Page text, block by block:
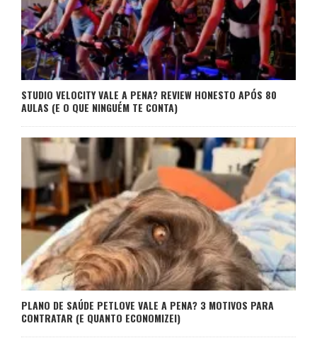
STUDIO VELOCITY VALE A PENA? REVIEW HONESTO APÓS 80
AULAS (E O QUE NINGUÉM TE CONTA)
PLANO DE SAÚDE PETLOVE VALE A PENA? 3 MOTIVOS PARA
CONTRATAR (E QUANTO ECONOMIZEI)